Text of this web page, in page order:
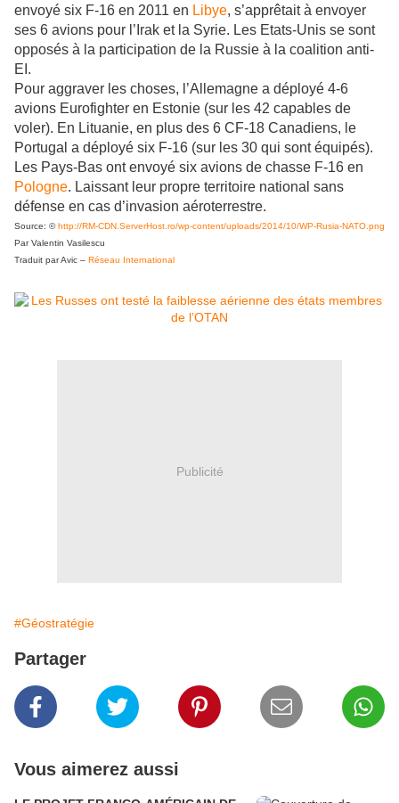
envoyé six F-16 en 2011 en Libye, s’apprêtait à envoyer
ses 6 avions pour l’Irak et la Syrie. Les Etats-Unis se sont
opposés à la participation de la Russie à la coalition anti-
EI.
Pour aggraver les choses, l’Allemagne a déployé 4-6
avions Eurofighter en Estonie (sur les 42 capables de
voler). En Lituanie, en plus des 6 CF-18 Canadiens, le
Portugal a déployé six F-16 (sur les 30 qui sont équipés).
Les Pays-Bas ont envoyé six avions de chasse F-16 en
Pologne. Laissant leur propre territoire national sans
défense en cas d’invasion aéroterrestre.
Source: ©http://RM-CDN.ServerHost.ro/wp-content/uploads/2014/10/WP-Rusia-NATO.png
Par Valentin Vasilescu
Traduit par Avic – Réseau International
Publicité
#Géostratégie
Partager
Vous aimerez aussi